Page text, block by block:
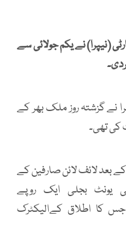
(نیپرا) نے یکم جولائی سے
نے گزشتہ روز ملک بھر کے
کی تھی۔
بعد لائف لائن صارفین کے
یونٹ بجلی ایک روپے
کا اطلاق کےالیکٹرک